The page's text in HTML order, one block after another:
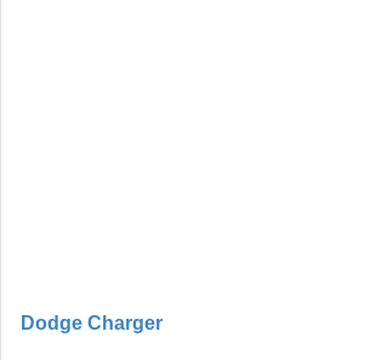
Dodge Charger